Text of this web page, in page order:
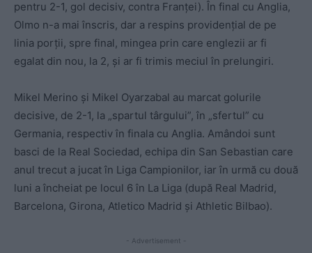
pentru 2-1, gol decisiv, contra Franței). În final cu Anglia,
Olmo n-a mai înscris, dar a respins providențial de pe
linia porții, spre final, mingea prin care englezii ar fi
egalat din nou, la 2, și ar fi trimis meciul în prelungiri.
Mikel Merino și Mikel Oyarzabal au marcat golurile
decisive, de 2-1, la „spartul târgului”, în „sfertul” cu
Germania, respectiv în finala cu Anglia. Amândoi sunt
basci de la Real Sociedad, echipa din San Sebastian care
anul trecut a jucat în Liga Campionilor, iar în urmă cu două
luni a încheiat pe locul 6 în La Liga (după Real Madrid,
Barcelona, Girona, Atletico Madrid și Athletic Bilbao).
- Advertisement -